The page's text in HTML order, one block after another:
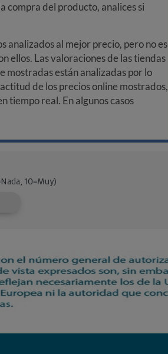
compra del producto, analices si
analizados al mejor precio, pero no es
ellos. Las valoraciones de las tiendas
mostradas están analizadas por lo
de los precios online mostrados,
tiempo real. En algunos casos